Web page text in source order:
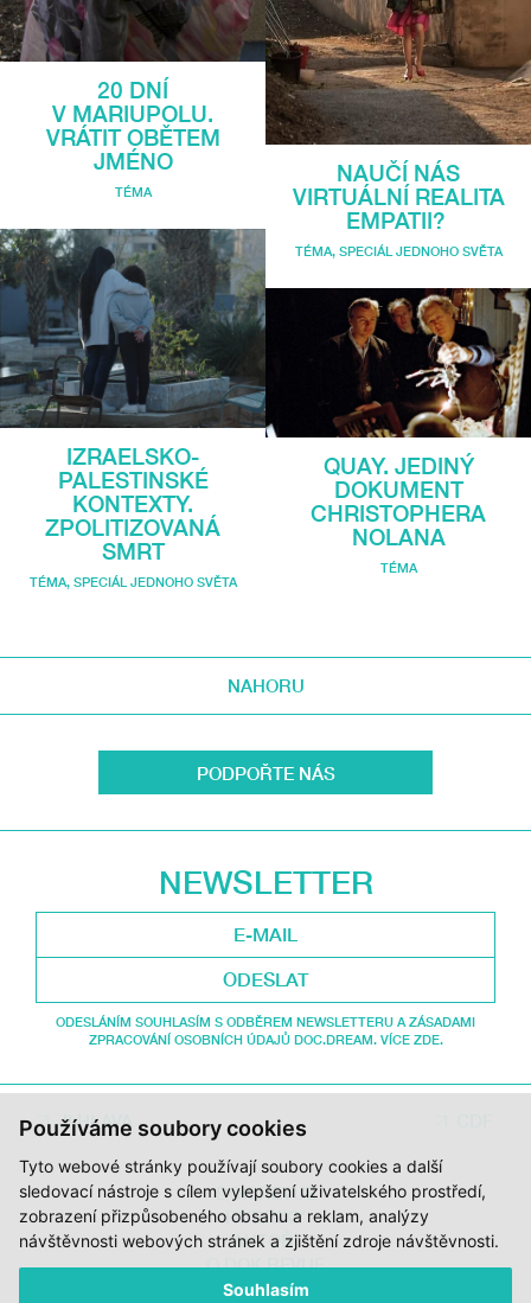
Používáme soubory cookies
Tyto webové stránky používají soubory cookies a další
sledovací nástroje s cílem vylepšení uživatelského prostředí,
zobrazení přizpůsobeného obsahu a reklam, analýzy
návštěvnosti webových stránek a zjištění zdroje návštěvnosti.
Souhlasím
20 DNÍ
V MARIUPOLU.
VRÁTIT OBĚTEM
JMÉNO
TÉMA
IZRAELSKO-
PALESTINSKÉ
KONTEXTY.
ZPOLITIZOVANÁ
SMRT
TÉMA, SPECIÁL JEDNOHO SVĚTA
NAUČÍ NÁS
VIRTUÁLNÍ REALITA
EMPATII?
TÉMA, SPECIÁL JEDNOHO SVĚTA
QUAY. JEDINÝ
DOKUMENT
CHRISTOPHERA
NOLANA
TÉMA
NAHORU
PODPOŘTE NÁS
NEWSLETTER
ODESLAT
ODESLÁNÍM SOUHLASÍM S ODBĚREM NEWSLETTERU A ZÁSADAMI
ZPRACOVÁNÍ OSOBNÍCH ÚDAJŮ DOC.DREAM. VÍCE ZDE.
JI.HLAVA
DOK.REVUE
RUBRIKY
AUTOŘI
O DOK.REVUE
PODPOŘTE NÁS